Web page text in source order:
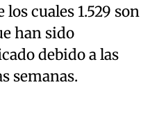
cuales 1.529 son
han sido
debido a las
semanas.